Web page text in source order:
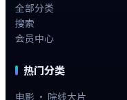
全部分类
搜索
会员中心
热门分类
电影 · 院线大片